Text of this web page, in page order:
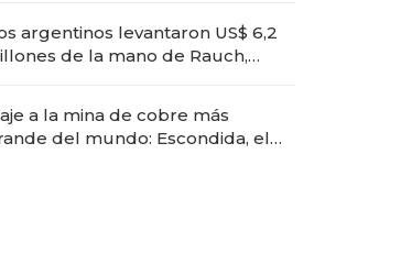
argentinos levantaron US$ 6,2
de la mano de Rauch,
a la mina de cobre más
del mundo: Escondida, el